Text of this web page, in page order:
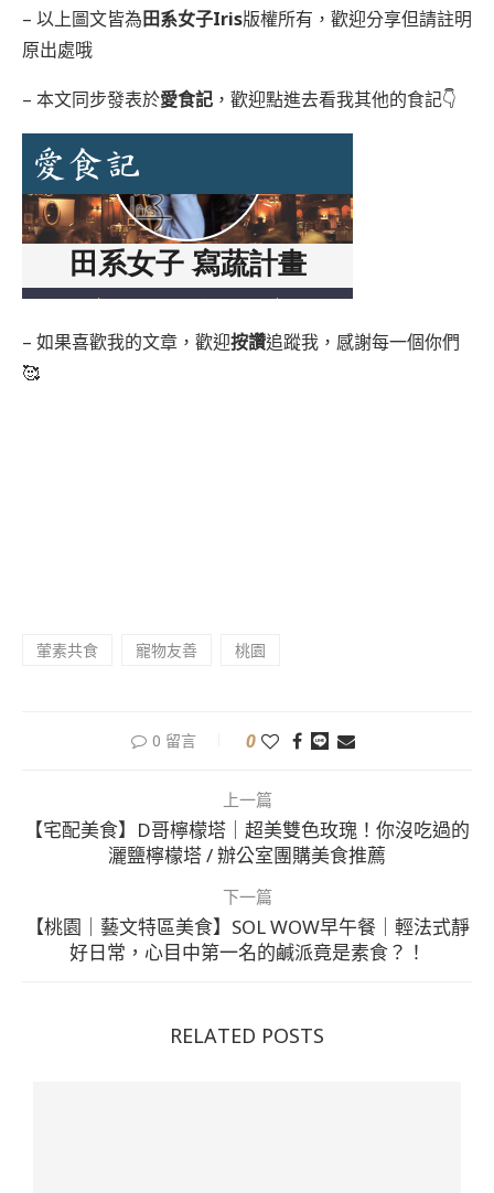
– 以上圖文皆為田系女子Iris版權所有，歡迎分享但請註明
原出處哦
– 本文同步發表於愛食記 ，歡迎點進去看我其他的食記👇
– 如果喜歡我的文章，歡迎按讚追蹤我，感謝每一個你們
🥰
葷素共食 寵物友善 桃園
0 留言 0
上一篇
【宅配美食】D哥檸檬塔｜超美雙色玫瑰！你沒吃過的
灑鹽檸檬塔 / 辦公室團購美食推薦
下一篇
【桃園｜藝文特區美食】SOL WOW早午餐｜輕法式靜
好日常，心目中第一名的鹹派竟是素食？！
RELATED POSTS